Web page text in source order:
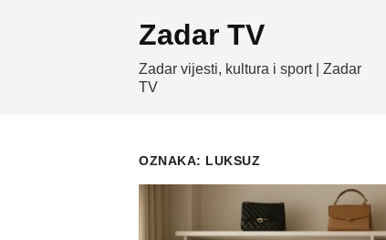
Zadar TV
Zadar vijesti, kultura i sport | Zadar
TV
OZNAKA: LUKSUZ